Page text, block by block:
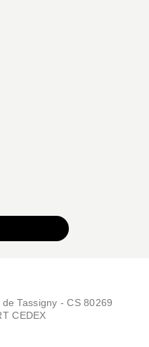
Tassigny - CS 80269
CEDEX